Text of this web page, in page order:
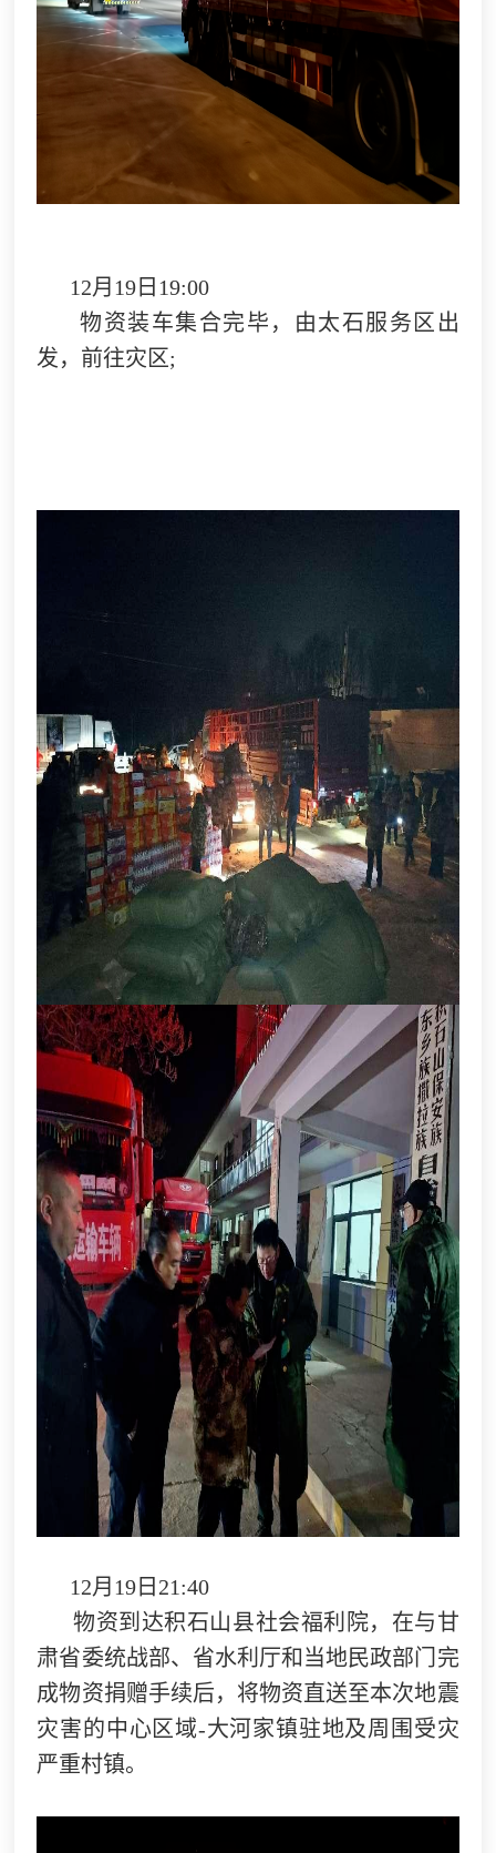
12月19日19:00
物资装车集合完毕，由太石服务区出
发，前往灾区;
12月19日21:40
物资到达积石山县社会福利院，在与甘
肃省委统战部、省水利厅和当地民政部门完
成物资捐赠手续后，将物资直送至本次地震
灾害的中心区域-大河家镇驻地及周围受灾
严重村镇。